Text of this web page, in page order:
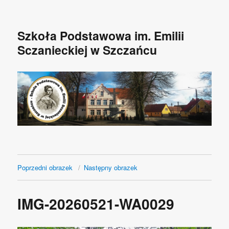
Szkoła Podstawowa im. Emilii
Sczanieckiej w Szczańcu
Poprzedni obrazek Następny obrazek
IMG-20260521-WA0029